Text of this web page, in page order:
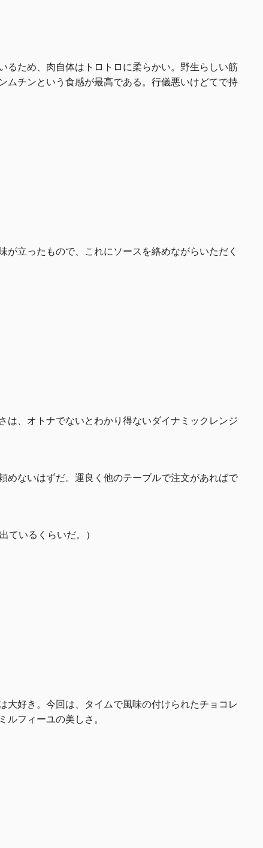
るため、肉自体はトロトロに柔らかい。野生らしい筋
ムチンという食感が最高である。行儀悪いけどてで持
立ったもので、これにソースを絡めながらいただく
は、オトナでないとわかり得ないダイナミックレンジ
めないはずだ。運良く他のテーブルで注文があればで
ているくらいだ。）
好き。今回は、タイムで風味の付けられたチョコレ
フィーユの美しさ。